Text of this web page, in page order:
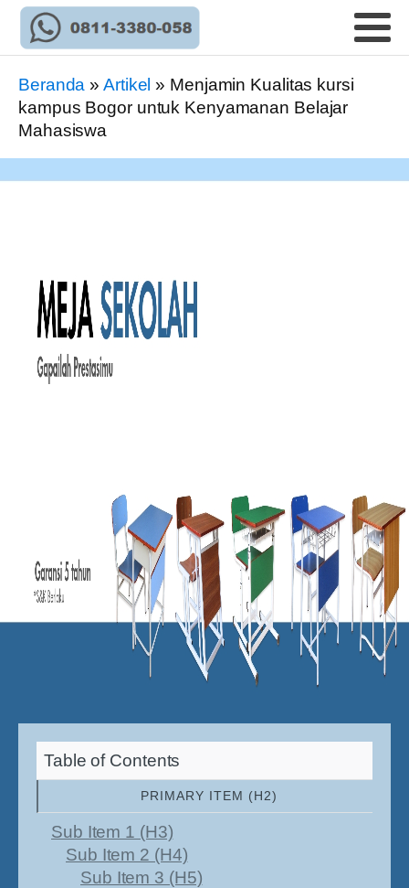
Beranda »Artikel » Menjamin Kualitas kursi
kampus Bogor untuk Kenyamanan Belajar
Mahasiswa
Table of Contents
PRIMARY ITEM (H2)
Sub Item 1 (H3)
Sub Item 2 (H4)
Sub Item 3 (H5)